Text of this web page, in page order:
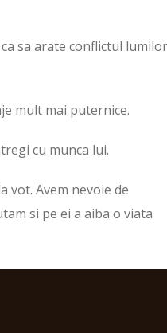
sa arate conflictul lumilor
mult mai puternice.
cu munca lui.
vot. Avem nevoie de
si pe ei a aiba o viata